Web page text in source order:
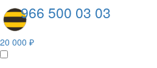
966 500 03 03
20 000 ₽